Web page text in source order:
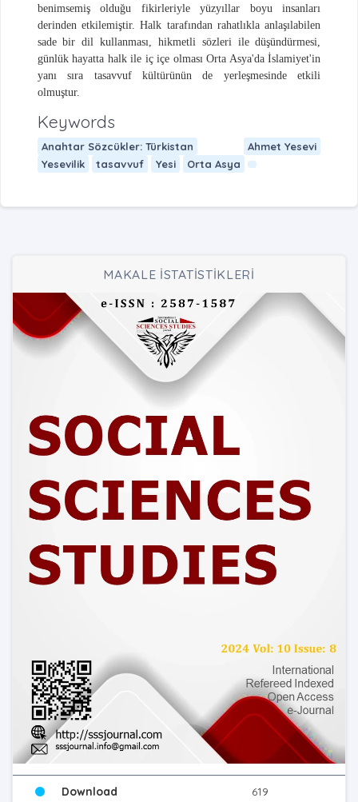
benimsemiş olduğu fikirleriyle yüzyıllar boyu insanları
derinden etkilemiştir. Halk tarafından rahatlıkla anlaşılabilen
sade bir dil kullanması, hikmetli sözleri ile düşündürmesi,
günlük hayatta halk ile iç içe olması Orta Asya'da İslamiyet'in
yanı sıra tasavvuf kültürünün de yerleşmesinde etkili
olmuştur.
Keywords
Anahtar Sözcükler: Türkistan
Ahmet Yesevi
Yesevilik
tasavvuf Yesi Orta Asya
MAKALE İSTATİSTİKLERİ
Download 619